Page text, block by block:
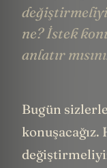
ne? İstek
anlatır
Bugün